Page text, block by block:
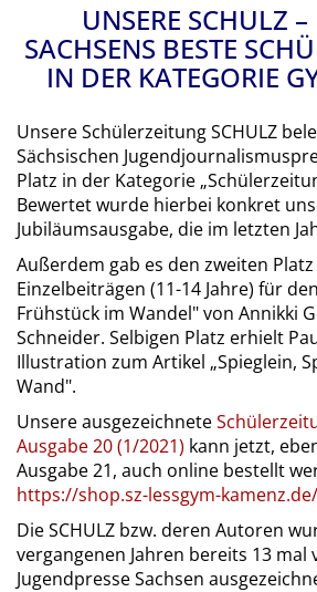
UNSERE SCHULZ –
SACHSENS BESTE
IN DER KATEGORIE
Unsere Schülerzeitung SCHULZ
Sächsischen
Platz in der Kategorie
Bewertet wurde hierbei konkret
Jubiläumsausgabe, die im letzten
Außerdem gab es den zweiten
Einzelbeiträgen (11-14 Jahre) für
Frühstück im Wandel" von Annikki
Schneider. Selbigen Platz erhielt
Illustration zum Artikel „Spieglein,
Wand".
Unsere ausgezeichnete
Ausgabe 20 (1/2021) kann jetzt,
Ausgabe 21, auch online bestellt
https://shop.sz-lessgym-
Die SCHULZ bzw. deren Autoren
vergangenen Jahren bereits 13 mal
Jugendpresse Sachsen